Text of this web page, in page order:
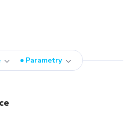
Parametry